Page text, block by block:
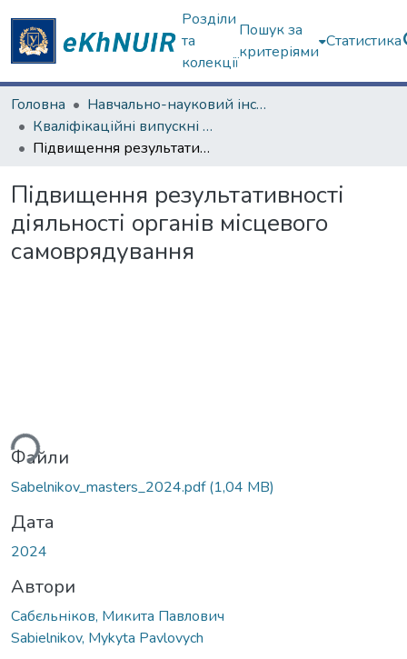
Розділи
та
колекції
Пошук за
критеріями
Статистика
Головна
Навчально-науковий інститут "Інститут державного управління"
Кваліфікаційні випускні роботи магістрів. Інститут державного управління
Підвищення результативності діяльності органів місцевого самоврядування
Підвищення результативності
діяльності органів місцевого
самоврядування
Файли
Sabelnikov_masters_2024.pdf(1,04 MB)
Дата
2024
Автори
Сабєльніков, Микита Павлович
Sabielnikov, Mykyta Pavlovych